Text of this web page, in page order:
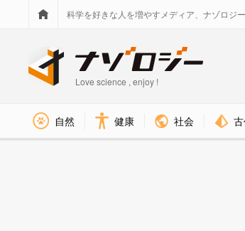
科学を好きな人を増やすメディア、ナゾロジ
Love science , enjoy !
自然 健康 社会